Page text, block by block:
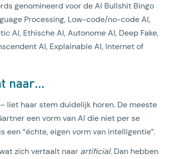
genomineerd voor de AI Bullshit Bingo
Processing, Low-code/no-code AI,
AI, Ethische AI, Autonome AI, Deep Fake,
AI, Explainable AI, Internet of
naar…
liet haar stem duidelijk horen. De meeste
een vorm van AI die niet per se
“échte, eigen vorm van intelligentie”.
zich vertaalt naar artificial. Dan hebben